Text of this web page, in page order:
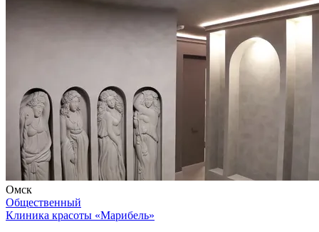
Омск
Общественный
Клиника красоты «Марибель»